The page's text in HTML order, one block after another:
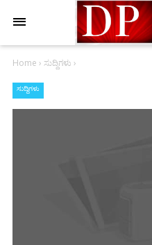
Home › ಸುದ್ದಿಗಳು ›
ಸುದ್ದಿಗಳು